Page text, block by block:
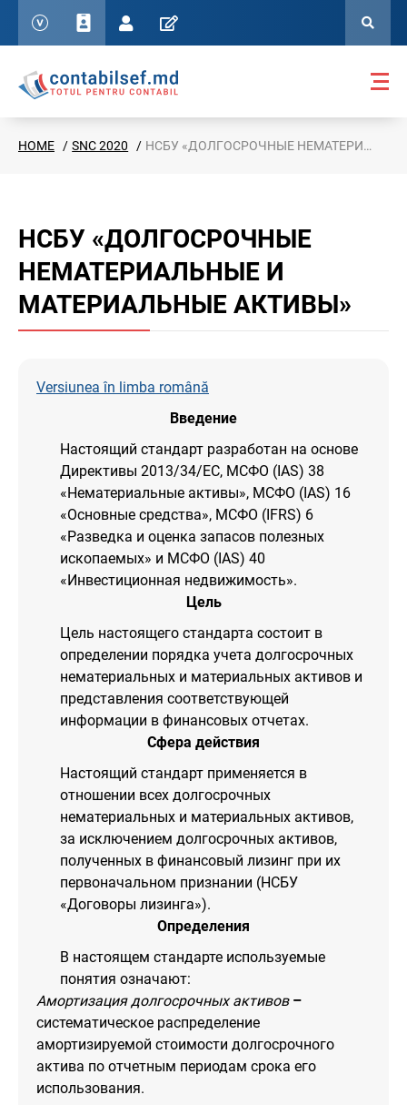
HOME SNC 2020 НСБУ «ДОЛГОСРОЧНЫЕ НЕМАТЕРИАЛЬНЫЕ И МАТЕРИАЛЬНЫЕ АКТИВЫ»
НСБУ «ДОЛГОСРОЧНЫЕ
НЕМАТЕРИАЛЬНЫЕ И
МАТЕРИАЛЬНЫЕ АКТИВЫ»
Versiunea în limba română
Введение
Настоящий стандарт разработан на основе
Директивы 2013/34/ЕС, МСФО (IAS) 38
«Нематериальные активы», МСФО (IAS) 16
«Основные средства», МСФО (IFRS) 6
«Разведка и оценка запасов полезных
ископаемых» и МСФО (IAS) 40
«Инвестиционная недвижимость».
Цель
Цель настоящего стандарта состоит в
определении порядка учета долгосрочных
нематериальных и материальных активов и
представления соответствующей
информации в финансовых отчетах.
Сфера действия
Настоящий стандарт применяется в
отношении всех долгосрочных
нематериальных и материальных активов,
за исключением долгосрочных активов,
полученных в финансовый лизинг при их
первоначальном признании (НСБУ
«Договоры лизинга»).
Определения
В настоящем стандарте используемые
понятия означают:
Амортизация долгосрочных активов–
систематическое распределение
амортизируемой стоимости долгосрочного
актива по отчетным периодам срока его
использования.